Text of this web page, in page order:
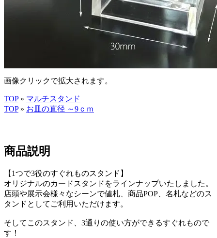
画像クリックで拡大されます。
TOP» マルチスタンド
TOP » お皿の直径 ～9ｃｍ
商品説明
【1つで3役のすぐれものスタンド】
オリジナルのカードスタンドをラインナップいたしました。
店頭や展示会様々なシーンで値札、商品POP、名札などのス
タンドとしてご利用いただけます。
そしてこのスタンド、3通りの使い方ができるすぐれもので
す！